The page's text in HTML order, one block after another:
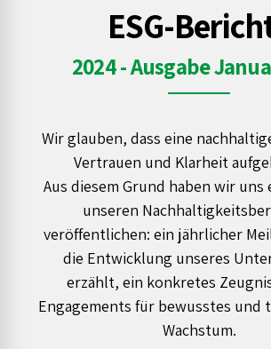
ESG-
2024 - Ausgabe
Wir glauben, dass eine
Vertrauen und Klarheit
Aus diesem Grund haben wir uns
unseren
veröffentlichen: ein jährlicher
die Entwicklung unseres
erzählt, ein konkretes
Engagements für bewusstes und
Wachstum.